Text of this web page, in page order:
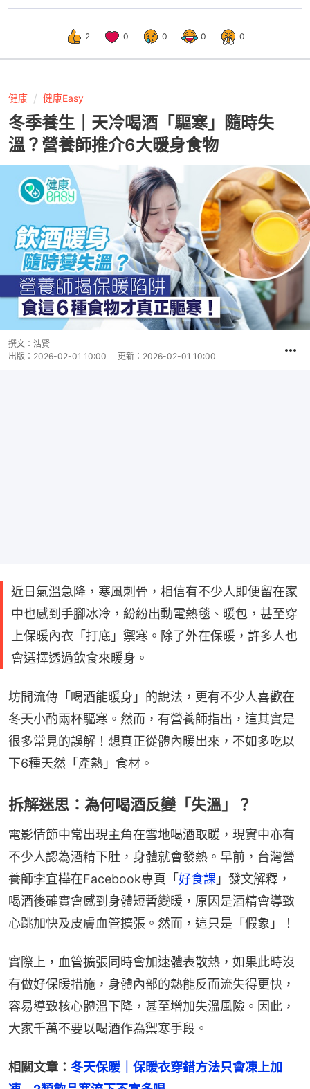
2 0 0 0 0
健康 健康Easy
冬季養生｜天冷喝酒「驅寒」隨時失
溫？營養師推介6大暖身食物
撰文： 浩賢
出版： 2026-02-01 10:00 更新： 2026-02-01 10:00
近日氣溫急降，寒風刺骨，相信有不少人即便留在家
中也感到手腳冰冷，紛紛出動電熱毯、暖包，甚至穿
上保暖內衣「打底」禦寒。除了外在保暖，許多人也
會選擇透過飲食來暖身。
坊間流傳「喝酒能暖身」的說法，更有不少人喜歡在
冬天小酌兩杯驅寒。然而，有營養師指出，這其實是
很多常見的誤解！想真正從體內暖出來，不如多吃以
下6種天然「產熱」食材。
拆解迷思：為何喝酒反變「失溫」？
電影情節中常出現主角在雪地喝酒取暖，現實中亦有
不少人認為酒精下肚，身體就會發熱。早前，台灣營
養師李宜樺在Facebook專頁「好食課 」發文解釋，
喝酒後確實會感到身體短暫變暖，原因是酒精會導致
心跳加快及皮膚血管擴張。然而，這只是「假象」！
實際上，血管擴張同時會加速體表散熱，如果此時沒
有做好保暖措施，身體內部的熱能反而流失得更快，
容易導致核心體溫下降，甚至增加失溫風險。因此，
大家千萬不要以喝酒作為禦寒手段。
相關文章： 冬天保暖｜保暖衣穿錯方法只會凍上加